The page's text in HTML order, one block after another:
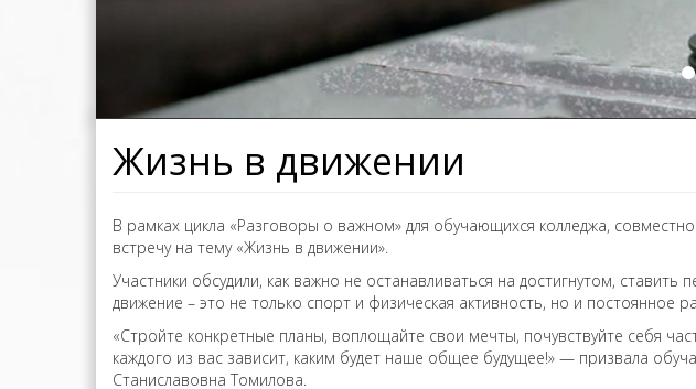
Жизнь в движении
В рамках цикла «Разговоры о важном» для обучающихся колледжа,
встречу на тему «Жизнь в движении».
Участники обсудили, как важно не останавливаться на достигнутом,
движение – это не только спорт и физическая активность, но и постоянное
«Стройте конкретные планы, воплощайте свои мечты, почувствуйте себя
каждого из вас зависит, каким будет наше общее будущее!» — призвала
Станиславовна Томилова.